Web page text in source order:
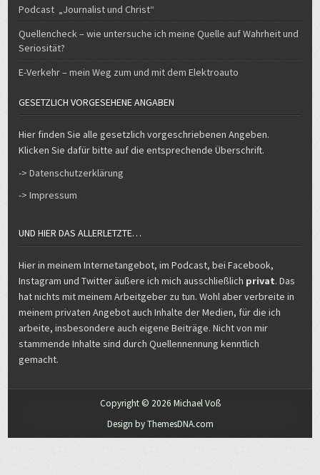
Podcast „Journalist und Christ“
Quellencheck – wie untersuche ich meine Quelle auf Wahrheit und
Seriosität?
E-Verkehr – mein Weg zum und mit dem Elektroauto
GESETZLICH VORGESEHENE ANGABEN
Hier finden Sie alle gesetzlich vorgeschriebenen Angeben.
Klicken Sie dafür bitte auf die entsprechende Überschrift.
-> Datenschutzerklärung
-> Impressum
UND HIER DAS ALLERLETZTE…
Hier in meinem Internetangebot, im Podcast, bei Facebook,
Instagram und Twitter äußere ich mich ausschließlich privat. Das
hat nichts mit meinem Arbeitgeber zu tun. Wohl aber verbreite in
meinem privaten Angebot auch Inhalte der Medien, für die ich
arbeite, insbesondere auch eigene Beiträge. Nicht von mir
stammende Inhalte sind durch Quellennennung kenntlich
gemacht.
Copyright © 2026 Michael Voß
Design by ThemesDNA.com